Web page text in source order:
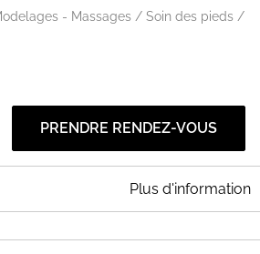
- Massages / Soin des pieds /
PRENDRE RENDEZ-VOUS
Plus d'information